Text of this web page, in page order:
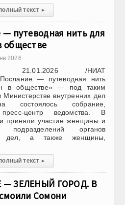
текст ▸
— путеводная нить для
2026
21.01.2026 /НИАТ
— путеводная нить
в обществе» — под таким
Министерстве внутренних дел
состоялось собрание,
центр ведомства. В
приняли участие женщины и
подразделений органов
дел, а также женщины,
текст ▸
— ЗЕЛЕНЫЙ ГОРОД. В
Сомони